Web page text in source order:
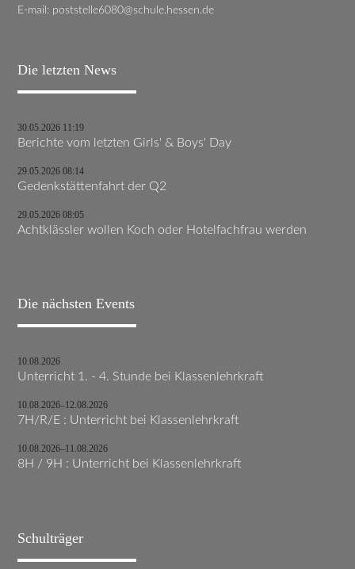
E-mail: poststelle6080@schule.hessen.de
Die letzten News
30.05.2026 11:19
Berichte vom letzten Girls' & Boys' Day
29.05.2026 08:14
Gedenkstättenfahrt der Q2
29.05.2026 08:05
Achtklässler wollen Koch oder Hotelfachfrau werden
Die nächsten Events
10.08.2026
Unterricht 1. - 4. Stunde bei Klassenlehrkraft
10.08.2026–12.08.2026
7H/R/E : Unterricht bei Klassenlehrkraft
10.08.2026–11.08.2026
8H / 9H : Unterricht bei Klassenlehrkraft
Schulträger